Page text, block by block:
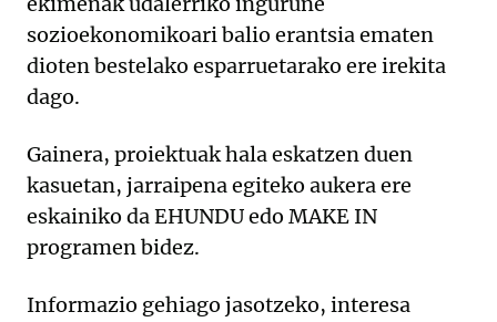
sozioekonomikoari balio erantsia ematen
dioten bestelako esparruetarako ere irekita
dago.
Gainera, proiektuak hala eskatzen duen
kasuetan, jarraipena egiteko aukera ere
eskainiko da EHUNDU edo MAKE IN
programen bidez.
Informazio gehiago jasotzeko, interesa